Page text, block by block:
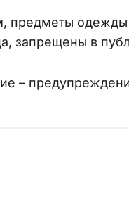
предметы одежды
запрещены в
–